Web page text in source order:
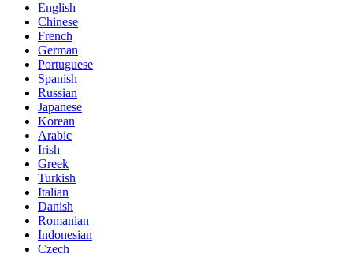
English
Chinese
French
German
Portuguese
Spanish
Russian
Japanese
Korean
Arabic
Irish
Greek
Turkish
Italian
Danish
Romanian
Indonesian
Czech